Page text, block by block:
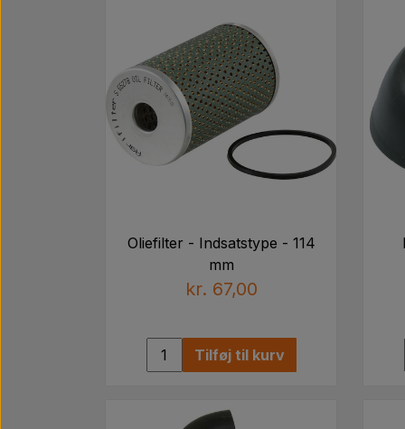
Oliefilter - Indsatstype - 114
mm
kr. 67,00
Tilføj til kurv